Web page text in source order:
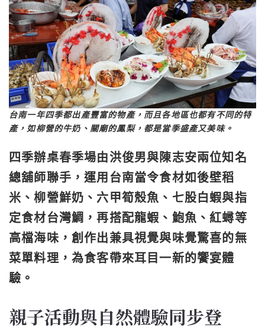
台南一年四季都出產豐富的物產，而且各地區也都有不同的特
產，如柳營的牛奶、關廟的鳳梨，都是當季盛產又美味。
四季辦桌春季場由洪俊男與陳志安兩位知名
總舖師聯手，運用台南當令食材如後壁稻
米、柳營鮮奶、六甲筍殼魚、七股白蝦與指
定食材台灣鯛，再搭配龍蝦、鮑魚、紅蟳等
高檔海味，創作出兼具視覺與味覺驚喜的無
菜單料理，為食客帶來耳目一新的饗宴體
驗。
親子活動與自然體驗同步登